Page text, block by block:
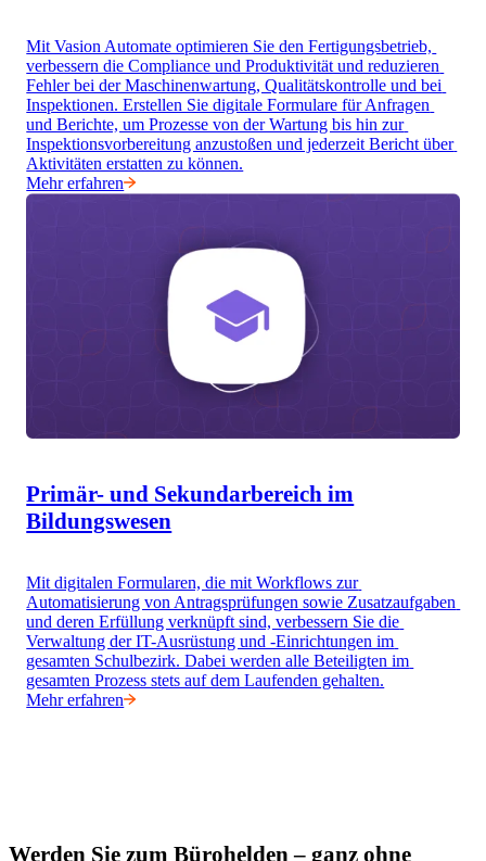
Mit Vasion Automate optimieren Sie den Fertigungsbetrieb,
verbessern die Compliance und Produktivität und reduzieren
Fehler bei der Maschinenwartung, Qualitätskontrolle und bei
Inspektionen. Erstellen Sie digitale Formulare für Anfragen
und Berichte, um Prozesse von der Wartung bis hin zur
Inspektionsvorbereitung anzustoßen und jederzeit Bericht über
Aktivitäten erstatten zu können.
Mehr erfahren
Primär- und Sekundarbereich im
Bildungswesen
Mit digitalen Formularen, die mit Workflows zur
Automatisierung von Antragsprüfungen sowie Zusatzaufgaben
und deren Erfüllung verknüpft sind, verbessern Sie die
Verwaltung der IT-Ausrüstung und -Einrichtungen im
gesamten Schulbezirk. Dabei werden alle Beteiligten im
gesamten Prozess stets auf dem Laufenden gehalten.
Mehr erfahren
Werden Sie zum Bürohelden – ganz ohne